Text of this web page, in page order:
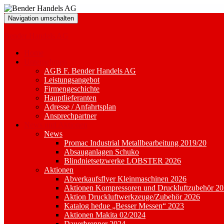
Navigation umschalten
AGB F. Bender Handels AG
Leistungsangebot
Firmengeschichte
Hauptlieferanten
Adresse / Anfahrtsplan
Ansprechpartner
News
Promac Industrial Metallbearbeitung 2019/20
Absauganlagen Schuko
Blindnietsetzwerke LOBSTER 2026
Aktionen
Abverkaufsflyer Kleinmaschinen 2026
Aktionen Kompressoren und Druckluftzubehör
Aktion Druckluftwerkzeuge/Zubehör 2026
Katalog hedue „Besser Messen“ 2023
Aktionen Makita 02/2024